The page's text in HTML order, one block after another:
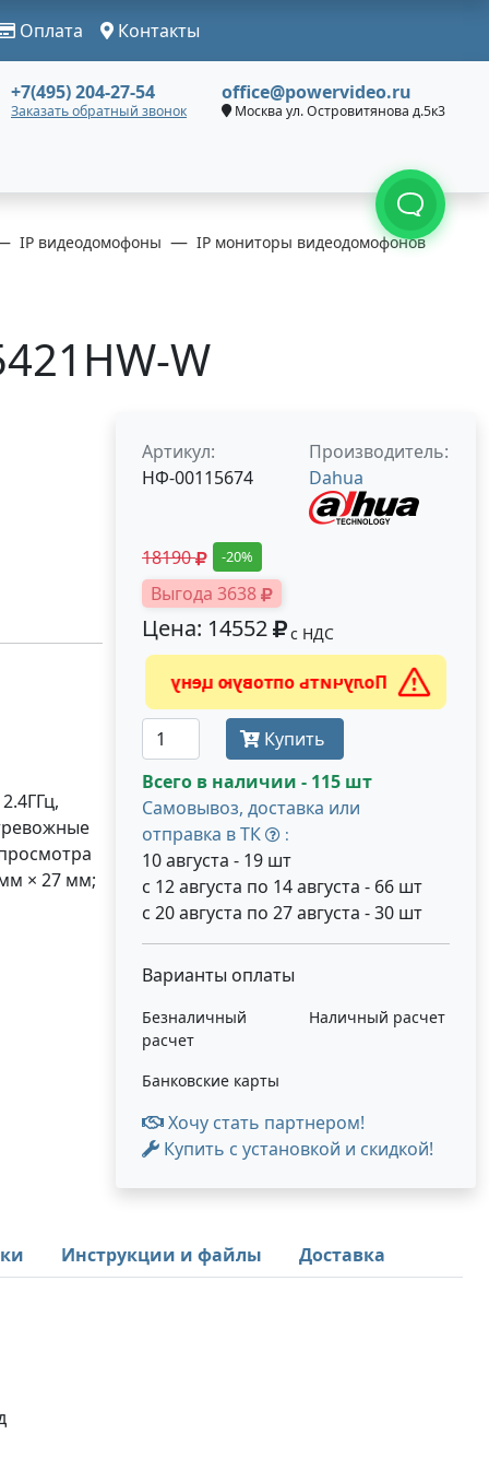
Оплата Контакты
+7(495) 204-27-54
Заказать обратный звонок
office@powervideo.ru
Москва ул. Островитянова д.5к3
IP видеодомофоны IP мониторы видеодомофонов
W
× 27 мм;
Артикул:
НФ-00115674
Производитель:
Dahua
18190 -20%
Выгода 3638
Цена: 14552 с НДС
Получить оптовую цену
Купить
Всего в наличии - 115 шт
Самовывоз, доставка или
отправка в ТК
:
10 августа - 19 шт
с 12 августа по 14 августа - 66 шт
с 20 августа по 27 августа - 30 шт
Варианты оплаты
Безналичный
расчет
Наличный расчет
Банковские карты
Хочу стать партнером!
Купить с установкой и скидкой!
Инструкции и файлы Доставка